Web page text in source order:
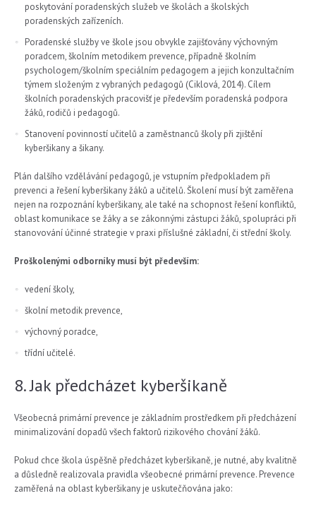
poskytování poradenských služeb ve školách a školských
poradenských zařízeních.
Poradenské služby ve škole jsou obvykle zajišťovány výchovným
poradcem, školním metodikem prevence, případně školním
psychologem/školním speciálním pedagogem a jejich konzultačním
týmem složeným z vybraných pedagogů (Ciklová, 2014). Cílem
školních poradenských pracovišť je především poradenská podpora
žáků, rodičů i pedagogů.
Stanovení povinností učitelů a zaměstnanců školy při zjištění
kyberšikany a šikany.
Plán dalšího vzdělávání pedagogů, je vstupním předpokladem při
prevenci a řešení kyberšikany žáků a učitelů. Školení musí být zaměřena
nejen na rozpoznání kyberšikany, ale také na schopnost řešení konfliktů,
oblast komunikace se žáky a se zákonnými zástupci žáků, spolupráci při
stanovování účinné strategie v praxi příslušné základní, či střední školy.
Proškolenými odborníky musí být především:
vedení školy,
školní metodik prevence,
výchovný poradce,
třídní učitelé.
8. Jak předcházet kyberšikaně
Všeobecná primární prevence je základním prostředkem při předcházení
minimalizování dopadů všech faktorů rizikového chování žáků.
Pokud chce škola úspěšně předcházet kyberšikaně, je nutné, aby kvalitně
a důsledně realizovala pravidla všeobecné primární prevence. Prevence
zaměřená na oblast kyberšikany je uskutečňována jako: